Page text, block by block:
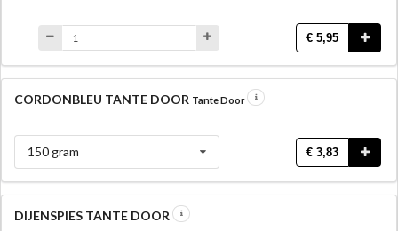
€ 5,95
CORDONBLEU TANTE DOOR Tante Door
150 gram € 3,83
DIJENSPIES TANTE DOOR